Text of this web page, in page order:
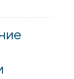
і сябрамі Саюза